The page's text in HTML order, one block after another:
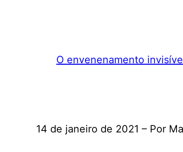
O envenenamento
14 de janeiro de 2021 – Por